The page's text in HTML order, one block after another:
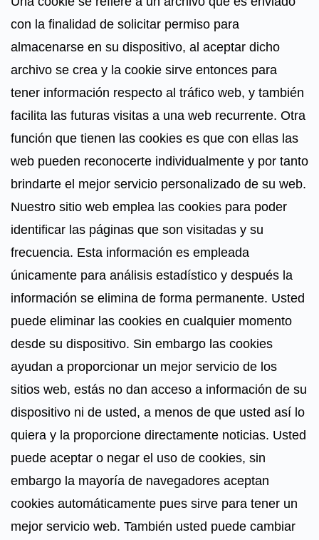
con la finalidad de solicitar permiso para
almacenarse en su dispositivo, al aceptar dicho
archivo se crea y la cookie sirve entonces para
tener información respecto al tráfico web, y también
facilita las futuras visitas a una web recurrente. Otra
función que tienen las cookies es que con ellas las
web pueden reconocerte individualmente y por tanto
brindarte el mejor servicio personalizado de su web.
Nuestro sitio web emplea las cookies para poder
identificar las páginas que son visitadas y su
frecuencia. Esta información es empleada
únicamente para análisis estadístico y después la
información se elimina de forma permanente. Usted
puede eliminar las cookies en cualquier momento
desde su dispositivo. Sin embargo las cookies
ayudan a proporcionar un mejor servicio de los
sitios web, estás no dan acceso a información de su
dispositivo ni de usted, a menos de que usted así lo
quiera y la proporcione directamente noticias. Usted
puede aceptar o negar el uso de cookies, sin
embargo la mayoría de navegadores aceptan
cookies automáticamente pues sirve para tener un
mejor servicio web. También usted puede cambiar